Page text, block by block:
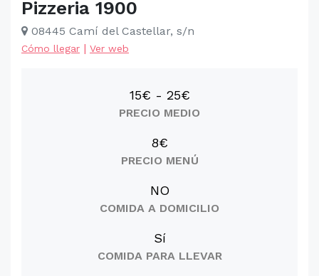
Pizzeria 1900
08445 Camí del Castellar, s/n
Cómo llegar | Ver web
15€ - 25€
PRECIO MEDIO
8€
PRECIO MENÚ
NO
COMIDA A DOMICILIO
Sí
COMIDA PARA LLEVAR